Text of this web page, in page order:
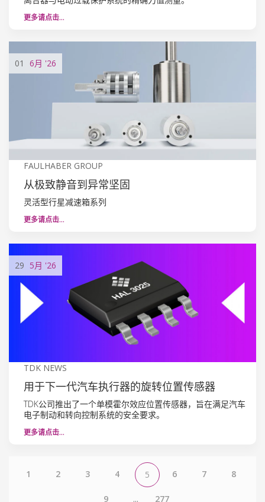
更多请点击…
01 6月 '26
FAULHABER GROUP
从极致静音到异常坚固
灵活型行星减速箱系列
更多请点击…
29 5月 '26
TDK NEWS
用于下一代汽车执行器的旋转位置传感器
TDK公司推出了一个单模霍尔效应位置传感器，旨在满足汽车
电子制动和转向控制系统的安全要求。
更多请点击…
1 2 3 4 5 6 7 8
9 ... 277